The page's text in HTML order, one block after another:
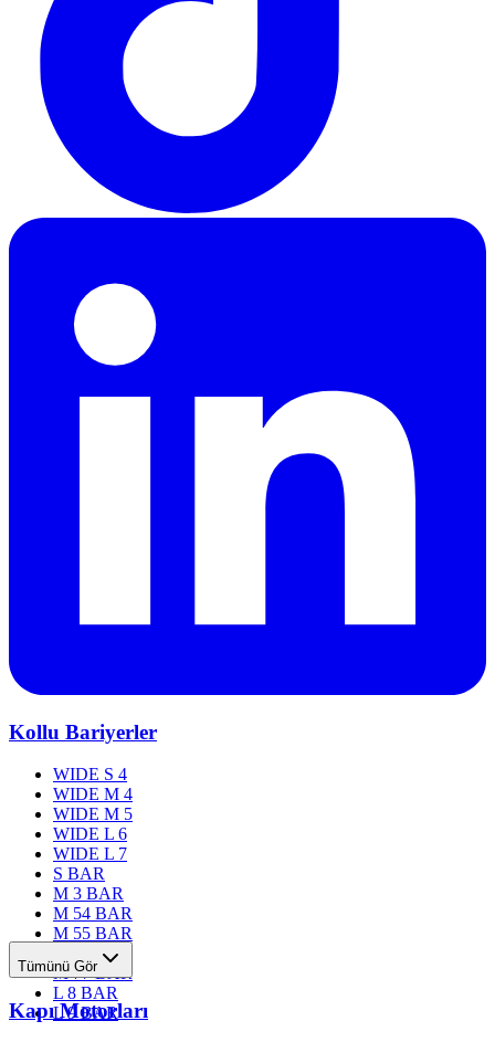
Kollu Bariyerler
WIDE S 4
WIDE M 4
WIDE M 5
WIDE L 6
WIDE L 7
S BAR
M 3 BAR
M 54 BAR
M 55 BAR
M 76 BAR
M 77 BAR
L 8 BAR
L 9 BAR
Tümünü Gör
Kapı Motorları